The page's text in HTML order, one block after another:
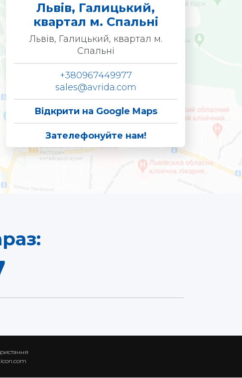
Львів, Галицький,
квартал м. Спальні
Львів, Галицький, квартал м.
Спальні
+380967449977
sales@avrida.com
Відкрити на Google Maps
Зателефонуйте нам!